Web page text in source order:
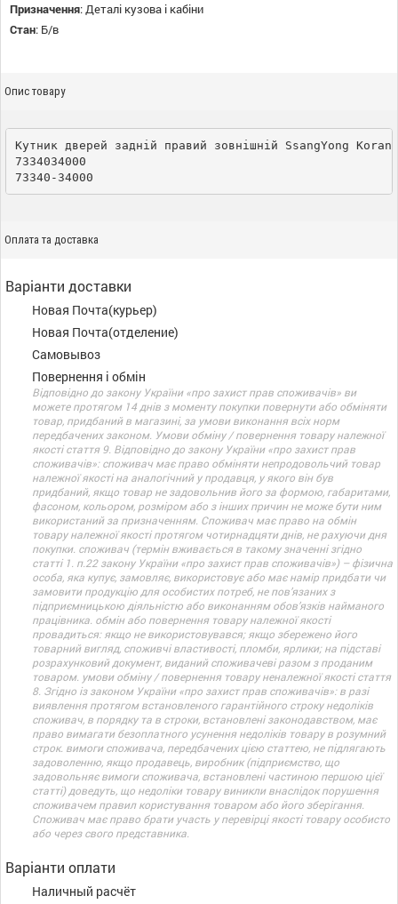
Призначення:Деталі кузова і кабіни
Стан: Б/в
Опис товару
Кутник дверей задній правий зовнішній SsangYong
7334034000
73340-34000
Оплата та доставка
Варіанти доставки
Новая Почта(курьер)
Новая Почта(отделение)
Самовывоз
Повернення і обмін
Відповідно до закону України «про захист прав споживачів» ви
можете протягом 14 днів з моменту покупки повернути або обміняти
товар, придбаний в магазині, за умови виконання всіх норм
передбачених законом. Умови обміну / повернення товару належної
якості стаття 9. Відповідно до закону України «про захист прав
споживачів»: споживач має право обміняти непродовольчий товар
належної якості на аналогічний у продавця, у якого він був
придбаний, якщо товар не задовольнив його за формою, габаритами,
фасоном, кольором, розміром або з інших причин не може бути ним
використаний за призначенням. Споживач має право на обмін
товару належної якості протягом чотирнадцяти днів, не рахуючи дня
покупки. споживач (термін вживається в такому значенні згідно
статті 1. п.22 закону України «про захист прав споживачів») – фізична
особа, яка купує, замовляє, використовує або має намір придбати чи
замовити продукцію для особистих потреб, не пов’язаних з
підприємницькою діяльністю або виконанням обов’язків найманого
працівника. обмін або повернення товару належної якості
провадиться: якщо не використовувався; якщо збережено його
товарний вигляд, споживчі властивості, пломби, ярлики; на підставі
розрахунковий документ, виданий споживачеві разом з проданим
товаром. умови обміну / повернення товару неналежної якості стаття
8. Згідно із законом України «про захист прав споживачів»: в разі
виявлення протягом встановленого гарантійного строку недоліків
споживач, в порядку та в строки, встановлені законодавством, має
право вимагати безоплатного усунення недоліків товару в розумний
строк. вимоги споживача, передбачених цією статтею, не підлягають
задоволенню, якщо продавець, виробник (підприємство, що
задовольняє вимоги споживача, встановлені частиною першою цієї
статті) доведуть, що недоліки товару виникли внаслідок порушення
споживачем правил користування товаром або його зберігання.
Споживач має право брати участь у перевірці якості товару особисто
або через свого представника.
Варіанти оплати
Наличный расчёт